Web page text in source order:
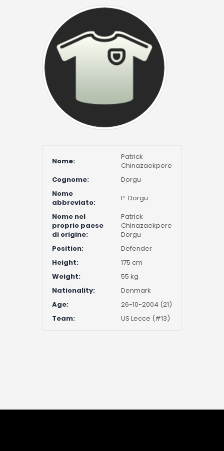
Nome:
Patrick
Chinazaekpere
Cognome:
Dorgu
Nome
abbreviato:
P. Dorgu
Nome nel
proprio paese
di origine:
Patrick
Chinazaekpere
Dorgu
Position:
Defender
Height:
175 cm
Weight:
55 kg
Nationality:
Denmark
Age:
26-10-2004 (21)
Team:
US Lecce (#13)